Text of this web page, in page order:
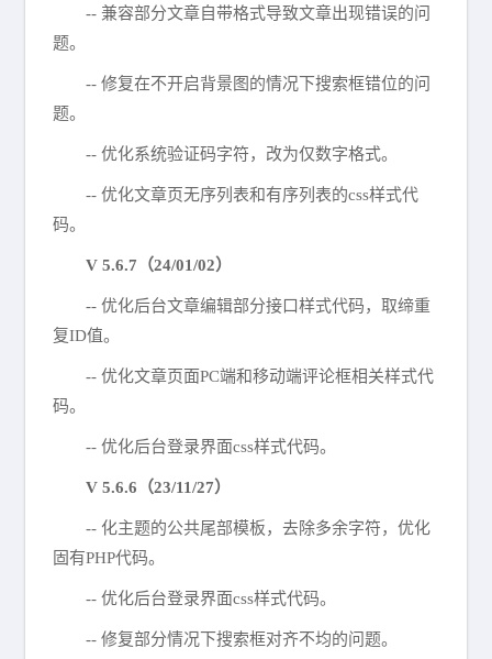
-- 兼容部分文章自带格式导致文章出现错误的问
题。
-- 修复在不开启背景图的情况下搜索框错位的问
题。
-- 优化系统验证码字符，改为仅数字格式。
-- 优化文章页无序列表和有序列表的css样式代
码。
V 5.6.7（24/01/02）
-- 优化后台文章编辑部分接口样式代码，取缔重
复ID值。
-- 优化文章页面PC端和移动端评论框相关样式代
码。
-- 优化后台登录界面css样式代码。
V 5.6.6（23/11/27）
-- 化主题的公共尾部模板，去除多余字符，优化
固有PHP代码。
-- 优化后台登录界面css样式代码。
-- 修复部分情况下搜索框对齐不均的问题。